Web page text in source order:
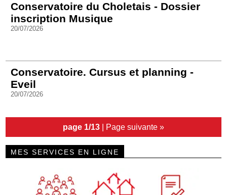
Conservatoire du Choletais - Dossier
inscription Musique
20/07/2026
Conservatoire. Cursus et planning -
Eveil
20/07/2026
page 1/13 | Page suivante »
MES SERVICES EN LIGNE